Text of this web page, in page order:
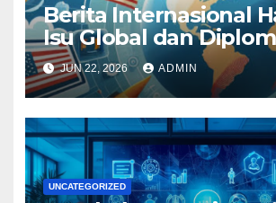
Berita Internasional
Isu Global dan
JUN 22, 2026 ADMIN
UNCATEGORIZED